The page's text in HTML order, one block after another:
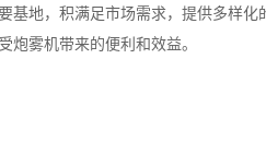
基地，积满足市场需求，提供多样
炮雾机带来的便利和效益。